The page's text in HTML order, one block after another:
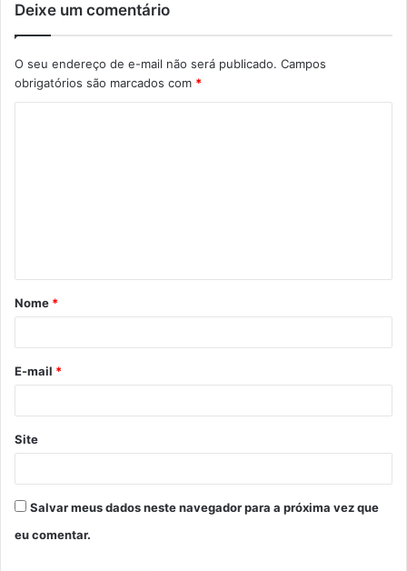
Deixe um comentário
O seu endereço de e-mail não será publicado. Campos
obrigatórios são marcados com *
á
r
*
Nome *
E-mail *
Site
Salvar meus dados neste navegador para a próxima vez que
eu comentar.